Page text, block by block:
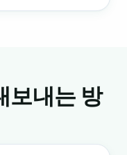
보내는 방